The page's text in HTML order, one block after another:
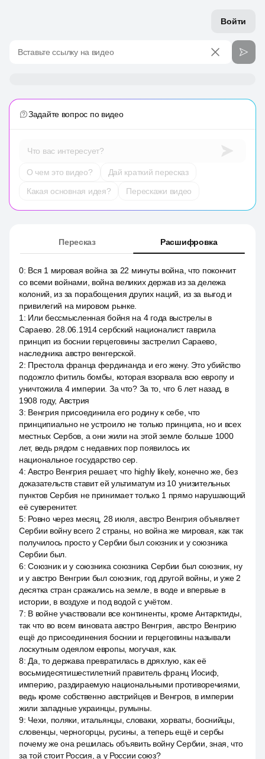
Войти
Вставьте ссылку на видео
Задайте вопрос по видео
Что вас интересует?
О чем это видео?
Дай краткий пересказ
Какая основная идея?
Перескажи видео
Пересказ Расшифровка
0: Вся 1 мировая война за 22 минуты война, что покончит
со всеми войнами, война великих держав из за дележа
колоний, из за порабощения других наций, из за выгод и
привилегий на мировом рынке.
1 : Или бессмысленная бойня на 4 года выстрелы в
Сараево. 28.06.1914 сербский националист гаврила
принцип из боснии герцеговины застрелил Сараево,
наследника австро венгерской.
2: Престола франца фердинанда и его жену. Это убийство
подожгло фитиль бомбы, которая взорвала всю европу и
уничтожила 4 империи. За что? За то, что 6 лет назад, в
1908 году, Австрия
3: Венгрия присоединила его родину к себе, что
принципиально не устроило не только принципа, но и всех
местных Сербов, а они жили на этой земле больше 1000
лет, ведь рядом с недавних пор появилось их
национальное государство сер.
4:Австро Венгрия решает, что highly likely, конечно же, без
доказательств ставит ей ультиматум из 10 унизительных
пунктов Сербия не принимает только 1 прямо нарушающий
её суверенитет.
5: Ровно через месяц, 28 июля, австро Венгрия объявляет
Сербии войну всего 2 страны, но война же мировая, как так
получилось просто у Сербии был союзник и у союзника
Сербии был.
6:Союзник и у союзника союзника Сербии был союзник, ну
и у австро Венгрии был союзник, год другой войны, и уже 2
десятка стран сражались на земле, в воде и впервые в
истории, в воздухе и под водой с учётом.
7: В войне участвовали все континенты, кроме Антарктиды,
так что во всем виновата австро Венгрия, австро Венгрию
ещё до присоединения боснии и герцеговины называли
лоскутным одеялом европы, могучая, как.
8: Да, то держава превратилась в дряхлую, как её
восьмидесятишестилетний правитель франц Иосиф,
империю, раздираемую национальными противоречиями,
ведь кроме собственно австрийцев и Венгров, в империи
жили западные украинцы, румыны.
9: Чехи, поляки, итальянцы, словаки, хорваты, боснийцы,
словенцы, черногорцы, русины, а теперь ещё и сербы
почему же она решилась объявить войну Сербии, зная, что
за той стоит Россия, а у России союз?